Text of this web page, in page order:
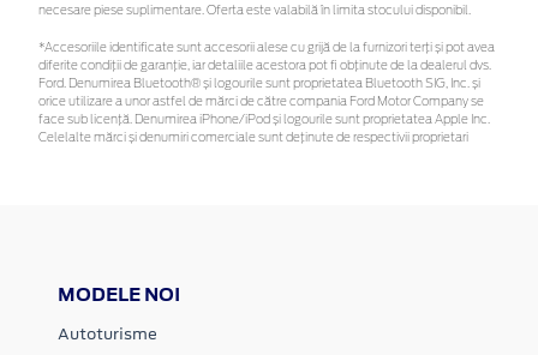
necesare piese suplimentare. Oferta este valabilă în limita stocului disponibil.
*Accesoriile identificate sunt accesorii alese cu grijă de la furnizori terți și pot avea
diferite condiții de garanție, iar detaliile acestora pot fi obținute de la dealerul dvs.
Ford. Denumirea Bluetooth® și logourile sunt proprietatea Bluetooth SIG, Inc. și
orice utilizare a unor astfel de mărci de către compania Ford Motor Company se
face sub licență. Denumirea iPhone/iPod și logourile sunt proprietatea Apple Inc.
Celelalte mărci și denumiri comerciale sunt deținute de respectivii proprietari
MODELE NOI
Autoturisme